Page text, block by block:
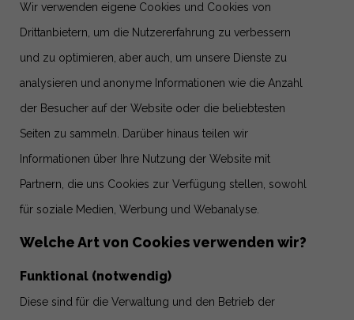
Wir verwenden eigene Cookies und Cookies von
Drittanbietern, um die Nutzererfahrung zu verbessern
und zu optimieren, aber auch, um unsere Dienste zu
analysieren und anonyme Informationen wie die Anzahl
der Besucher auf der Website oder die beliebtesten
Seiten zu sammeln. Darüber hinaus teilen wir
Informationen über Ihre Nutzung der Website mit
Partnern, die uns Cookies zur Verfügung stellen, sowohl
für soziale Medien, Werbung und Webanalyse.
Welche Art von Cookies verwenden wir?
Funktional (notwendig)
Diese sind für die Verwaltung und den Betrieb der